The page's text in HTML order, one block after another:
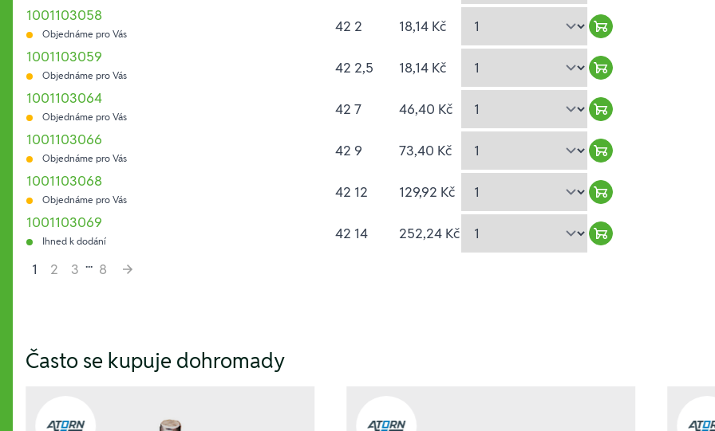
1001103058
Objednáme pro Vás 42 2 18,14 Kč
Warenkorb
1001103059
Objednáme pro Vás 42 2,5 18,14 Kč
Warenkorb
1001103064
Objednáme pro Vás 42 7 46,40 Kč
Warenkorb
1001103066
Objednáme pro Vás 42 9 73,40 Kč
Warenkorb
1001103068
Objednáme pro Vás 42 12 129,92 Kč
Warenkorb
1001103069
Ihned k dodání 42 14 252,24 Kč
Warenkorb
1
2 3 ... 8
Často se kupuje dohromady